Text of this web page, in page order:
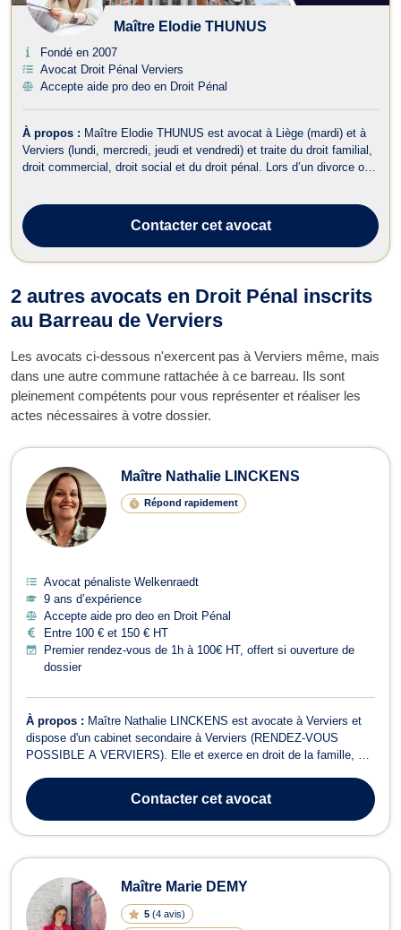
Maître Elodie THUNUS
Fondé en 2007
Avocat Droit Pénal Verviers
Accepte aide pro deo en Droit Pénal
À propos : Maître Elodie THUNUS est avocat à Liège (mardi) et à
Verviers (lundi, mercredi, jeudi et vendredi) et traite du droit familial,
droit commercial, droit social et du droit pénal. Lors d’un divorce ou
Contactercet avocat
2 autres avocats en Droit Pénal inscrits
au Barreau de Verviers
Les avocats ci-dessous n'exercent pas à Verviers même, mais
dans une autre commune rattachée à ce barreau. Ils sont
pleinement compétents pour vous représenter et réaliser les
actes nécessaires à votre dossier.
Maître Nathalie LINCKENS
Répond rapidement
Avocat pénaliste Welkenraedt
9 ans d’expérience
Accepte aide pro deo en Droit Pénal
Entre 100 € et 150 € HT
Premier rendez-vous de 1h à 100€ HT, offert si ouverture de
dossier
À propos : Maître Nathalie LINCKENS est avocate à Verviers et
dispose d'un cabinet secondaire à Verviers (RENDEZ-VOUS
POSSIBLE A VERVIERS). Elle et exerce en droit de la famille, en
en droit des garanties des sûretés et des mesures d’exécution
ainsi qu’en droit des a...Contactercet avocat
Maître Marie DEMY
5 (4 avis)